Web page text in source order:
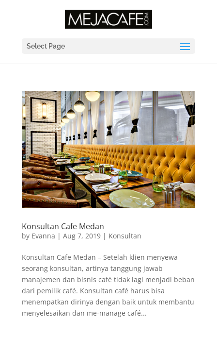
Select Page
Konsultan Cafe Medan
by Evanna | Aug 7, 2019| Konsultan
Konsultan Cafe Medan – Setelah klien menyewa
seorang konsultan, artinya tanggung jawab
manajemen dan bisnis café tidak lagi menjadi beban
dari pemilik café. Konsultan café harus bisa
menempatkan dirinya dengan baik untuk membantu
menyelesaikan dan me-manage café...